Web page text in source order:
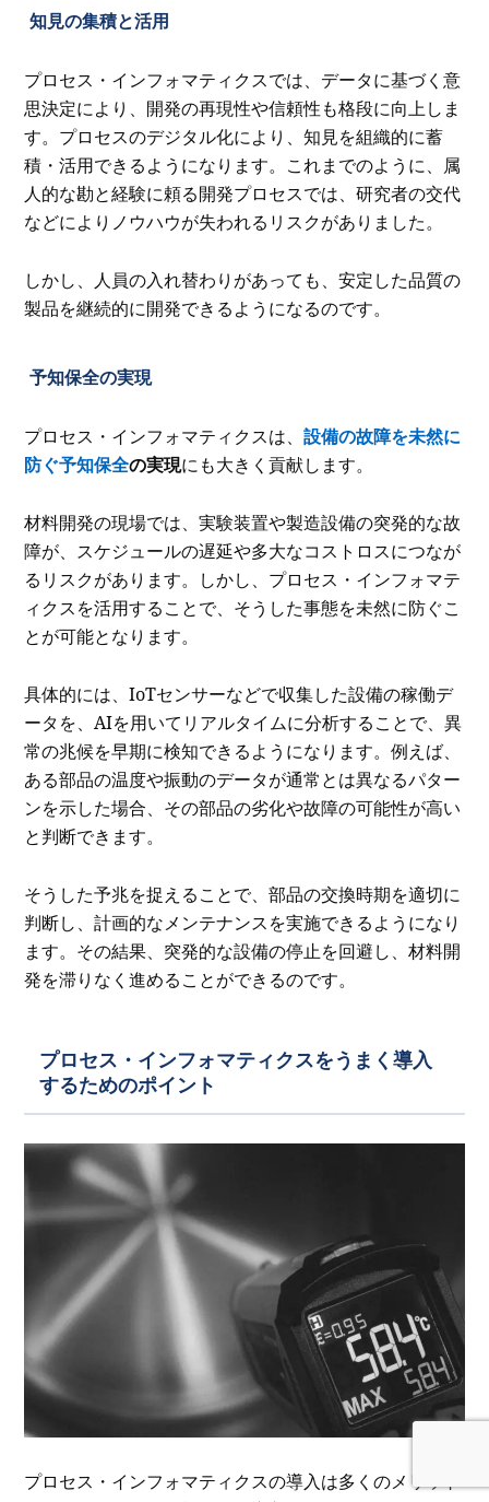
知見の集積と活用
プロセス・インフォマティクスでは、データに基づく意
思決定により、開発の再現性や信頼性も格段に向上しま
す。プロセスのデジタル化により、知見を組織的に蓄
積・活用できるようになります。これまでのように、属
人的な勘と経験に頼る開発プロセスでは、研究者の交代
などによりノウハウが失われるリスクがありました。
しかし、人員の入れ替わりがあっても、安定した品質の
製品を継続的に開発できるようになるのです。
予知保全の実現
プロセス・インフォマティクスは、設備の故障を未然に
防ぐ予知保全の実現にも大きく貢献します。
材料開発の現場では、実験装置や製造設備の突発的な故
障が、スケジュールの遅延や多大なコストロスにつなが
るリスクがあります。しかし、プロセス・インフォマテ
ィクスを活用することで、そうした事態を未然に防ぐこ
とが可能となります。
具体的には、IoTセンサーなどで収集した設備の稼働デ
ータを、AIを用いてリアルタイムに分析することで、異
常の兆候を早期に検知できるようになります。例えば、
ある部品の温度や振動のデータが通常とは異なるパター
ンを示した場合、その部品の劣化や故障の可能性が高い
と判断できます。
そうした予兆を捉えることで、部品の交換時期を適切に
判断し、計画的なメンテナンスを実施できるようになり
ます。その結果、突発的な設備の停止を回避し、材料開
発を滞りなく進めることができるのです。
プロセス・インフォマティクスをうまく導入
するためのポイント
プロセス・インフォマティクスの導入は多くのメリット